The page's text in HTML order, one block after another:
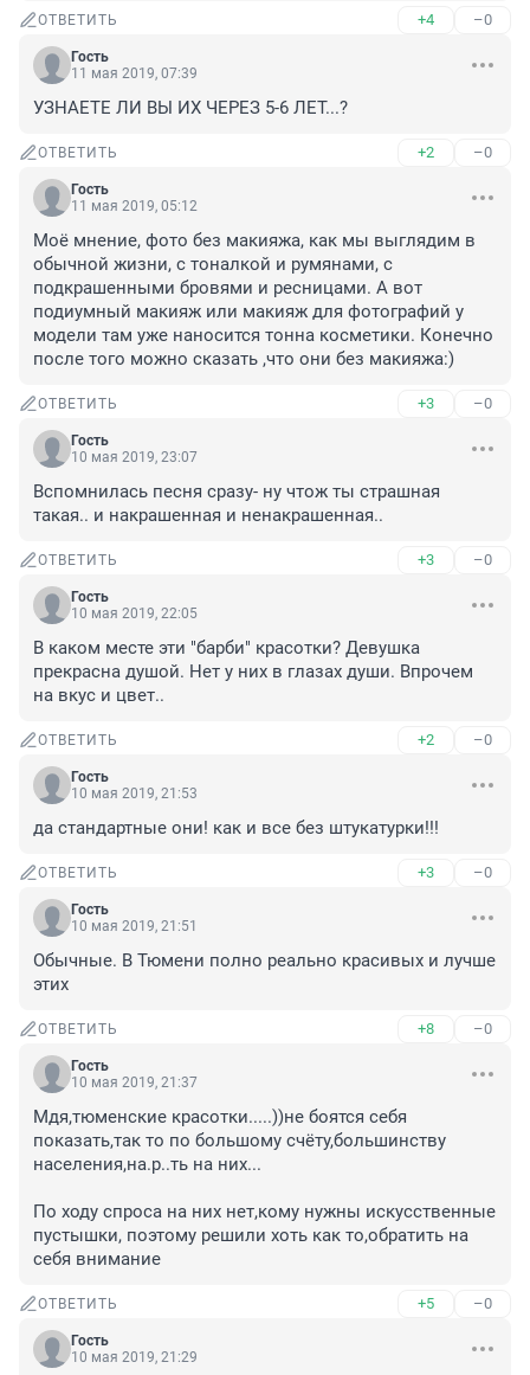
ОТВЕТИТЬ +4 –0
Гость
11 мая 2019, 07:39
УЗНАЕТЕ ЛИ ВЫ ИХ ЧЕРЕЗ 5-6 ЛЕТ...?
ОТВЕТИТЬ +2 –0
Гость
11 мая 2019, 05:12
Моё мнение, фото без макияжа, как мы выглядим в
обычной жизни, с тоналкой и румянами, с
подкрашенными бровями и ресницами. А вот
подиумный макияж или макияж для фотографий у
модели там уже наносится тонна косметики. Конечно
после того можно сказать ,что они без макияжа:)
ОТВЕТИТЬ +3 –0
Гость
10 мая 2019, 23:07
Вспомнилась песня сразу- ну чтож ты страшная
такая.. и накрашенная и ненакрашенная..
ОТВЕТИТЬ +3 –0
Гость
10 мая 2019, 22:05
В каком месте эти "барби" красотки? Девушка
прекрасна душой. Нет у них в глазах души. Впрочем
на вкус и цвет..
ОТВЕТИТЬ +2 –0
Гость
10 мая 2019, 21:53
да стандартные они! как и все без штукатурки!!!
ОТВЕТИТЬ +3 –0
Гость
10 мая 2019, 21:51
Обычные. В Тюмени полно реально красивых и лучше
этих
ОТВЕТИТЬ +8 –0
Гость
10 мая 2019, 21:37
Мдя,тюменские красотки.....))не боятся себя
показать,так то по большому счёту,большинству
населения,на.р..ть на них...
По ходу спроса на них нет,кому нужны искусственные
пустышки, поэтому решили хоть как то,обратить на
себя внимание
ОТВЕТИТЬ +5 –0
Гость
10 мая 2019, 21:29